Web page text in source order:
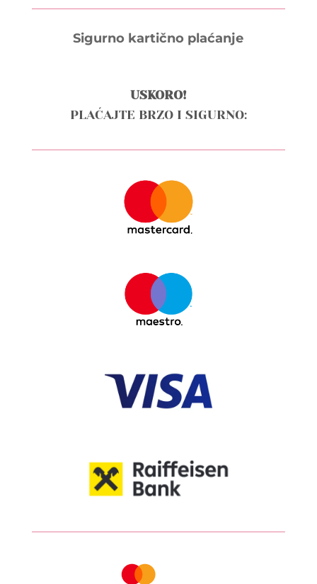
Sigurno kartično plaćanje
USKORO!
PLAĆAJTE BRZO I SIGURNO: